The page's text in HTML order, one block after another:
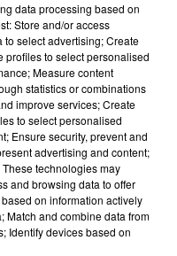
: rencontre
rouges
data processing based on
Store and/or access
select advertising; Create
profiles to select personalised
Measure content
statistics or combinations
improve services; Create
to select personalised
Ensure security, prevent and
advertising and content;
technologies may
and browsing data to offer
on information actively
Match and combine data from
Identify devices based on